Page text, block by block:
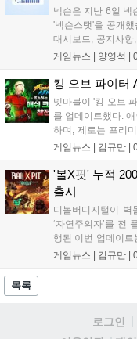
넥슨은 지난 6일 넥
'넥슨스탯'을 공개
대시보드, 공지사
임라인에 연결해
중심의 운영 방식
게임뉴스 | 양영석 |
킹 오브 파이터
넷마블이 '킹 오브
를 업데이트했다.
하며, 제로는 프리
터 14일까지 럭키
로 전략적 전투의
게임뉴스 | 김규만 |
'볼X핏' 누적
출시
디볼버디지털이 벽
‘자연주의자’를 전
행된 이번 업데이
전략적 재미를 높였
라고 밝혀 향후 행
게임뉴스 | 김규만 |
목록
로그인